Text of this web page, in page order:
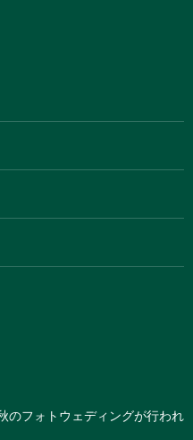
のフォトウェディングが行われ